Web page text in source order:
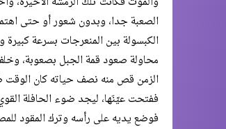
الصعبة جدا، وبدون شعور أو حتى
الكبسولة بين المنعرجات بسرعة
محاولة صعود قمة الجبل بصعوبة،
الزمن قص منه نصف حياته كان الوقت
ففتحت عيّنَها، ليجد ضوء الحافلة
فوضع يديه على رأسه وترك المقود